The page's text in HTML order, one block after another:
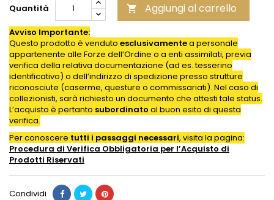
Quantità  Aggiungi al carrello
Avviso Importante:
Questo prodotto è venduto esclusivamentea personale
appartenente alle Forze dell’Ordine o a enti assimilati, previa
verifica della relativa documentazione (ad es. tesserino
identificativo) o dell’indirizzo di spedizione presso strutture
riconosciute (caserme, questure o commissariati). Nel caso di
collezionisti, sarà richiesto un documento che attesti tale status.
L’acquisto è pertanto subordinato al buon esito di questa
verifica.
Per conoscere tutti i passaggi necessari, visita la pagina:
Procedura di Verifica Obbligatoria per l’Acquisto di
Prodotti Riservati
Condividi